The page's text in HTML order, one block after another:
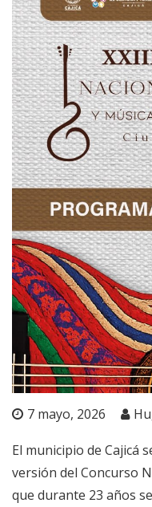
7 mayo, 2026
El municipio de Cajicá
versión del Concurso
que durante 23 años